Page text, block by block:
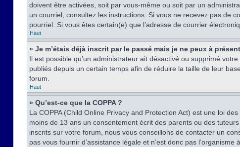
doivent être activées, soit par vous-même ou soit par un
un courriel, consultez les instructions. Si vous ne recevez pas de
pourriel. Si vous êtes certain(e) que l’adresse de courrier
Haut
» Je m’étais déjà inscrit par le passé mais je ne peux à
Il est possible qu’un administrateur ait désactivé ou supprimé
publiés depuis un certain temps afin de réduire la taille de leur
forum.
Haut
» Qu’est-ce que la COPPA ?
La COPPA (Child Online Privacy and Protection Act) est une loi
moins de 13 ans un consentement écrit des parents ou des
inscrits sur votre forum, nous vous conseillons de contacter un
pas vous fournir d’assistance légale et n’est donc pas